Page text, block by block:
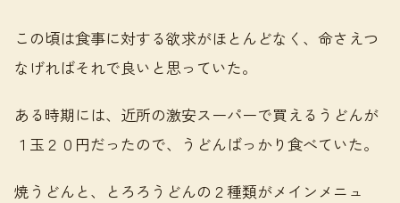
この頃は食事に対する欲求がほとんどなく、命さえつ
なげればそれで良いと思っていた。
ある時期には、近所の激安スーパーで買えるうどんが
１玉２０円だったので、うどんばっかり食べていた。
焼うどんと、とろろうどんの２種類がメインメニュ